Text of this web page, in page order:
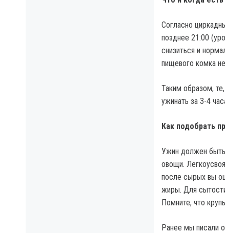
Согласно
позднее 21:00
снизиться и
пищевого комка
Таким образом,
ужинать за 3-4
Как подобрать
Ужин должен
овощи.
после сырых вы
жиры. Для
Помните, что
Ранее мы писали